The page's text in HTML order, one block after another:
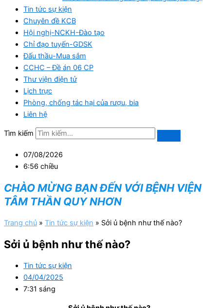
Tin tức sự kiện
Chuyên đề KCB
Hội nghị-NCKH-Đào tạo
Chỉ đạo tuyến-GDSK
Đấu thầu-Mua sắm
CCHC – Đề án 06 CP
Thư viện điện tử
Lịch trực
Phòng, chống tác hại của rượu, bia
Liên hệ
Tìm kiếm
07/08/2026
6:56 chiều
CHÀO MỪNG BẠN ĐẾN VỚI BỆNH VIỆN
TÂM THẦN QUY NHƠN
Trang chủ » Tin tức sự kiện » Sởi ủ bệnh như thế nào?
Sởi ủ bệnh như thế nào?
Tin tức sự kiện
04/04/2025
7:31 sáng